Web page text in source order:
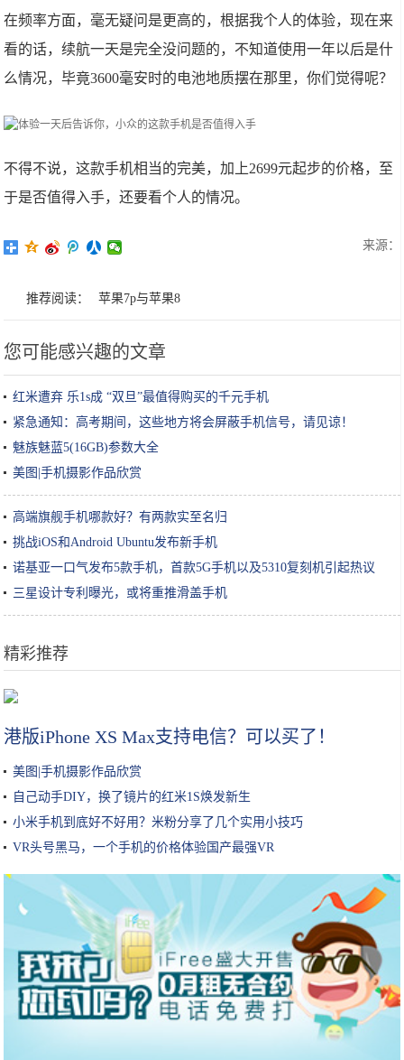
在频率方面，毫无疑问是更高的，根据我个人的体验，现在来
看的话，续航一天是完全没问题的，不知道使用一年以后是什
么情况，毕竟3600毫安时的电池地质摆在那里，你们觉得呢？
不得不说，这款手机相当的完美，加上2699元起步的价格，至
于是否值得入手，还要看个人的情况。
来源：
推荐阅读： 苹果7p与苹果8
您可能感兴趣的文章
红米遭弃 乐1s成 “双旦”最值得购买的千元手机
紧急通知：高考期间，这些地方将会屏蔽手机信号，请见谅！
魅族魅蓝5(16GB)参数大全
美图|手机摄影作品欣赏
高端旗舰手机哪款好？有两款实至名归
挑战iOS和Android Ubuntu发布新手机
诺基亚一口气发布5款手机，首款5G手机以及5310复刻机引起热议
三星设计专利曝光，或将重推滑盖手机
精彩推荐
港版iPhone XS Max支持电信？可以买了！
美图|手机摄影作品欣赏
自己动手DIY，换了镜片的红米1S焕发新生
小米手机到底好不好用？米粉分享了几个实用小技巧
VR头号黑马，一个手机的价格体验国产最强VR